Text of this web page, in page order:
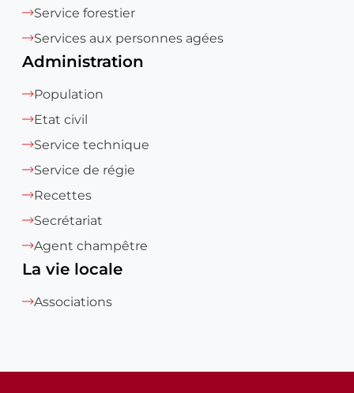
Service forestier
Services aux personnes agées
Administration
Population
Etat civil
Service technique
Service de régie
Recettes
Secrétariat
Agent champêtre
La vie locale
Associations